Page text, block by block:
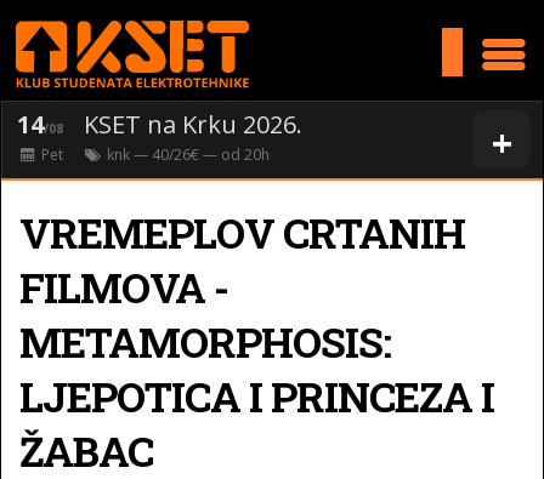
+
14/08 KSET na Krku 2026.
Pet knk— 40/26€ — od 20h
VREMEPLOV CRTANIH
FILMOVA -
METAMORPHOSIS:
LJEPOTICA I PRINCEZA I
ŽABAC